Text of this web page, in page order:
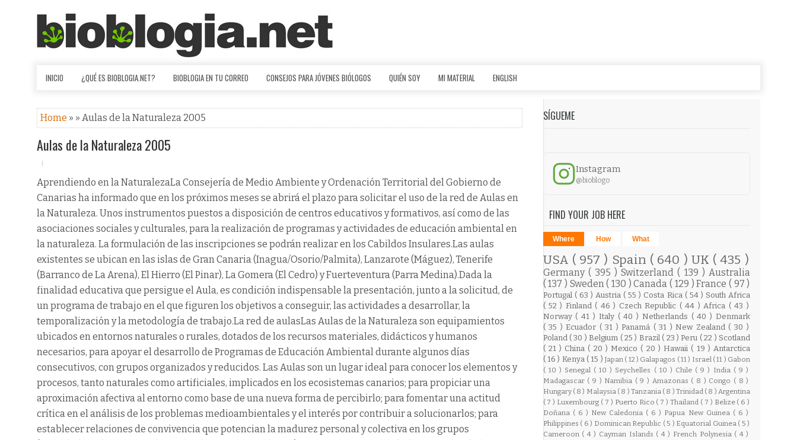
INICIO ¿QUÉ ES BIOBLOGIA.NET? BIOBLOGIA EN TU CORREO CONSEJOS PARA JÓVENES BIÓLOGOS QUIÉN SOY MI MATERIAL ENGLISH
Home » » Aulas de la Naturaleza 2005
Aulas de la Naturaleza 2005
Aprendiendo en la NaturalezaLa Consejería de Medio Ambiente y Ordenación Territorial del Gobierno de
Canarias ha informado que en los próximos meses se abrirá el plazo para solicitar el uso de la red de Aulas en
la Naturaleza. Unos instrumentos puestos a disposición de centros educativos y formativos, así como de las
asociaciones sociales y culturales, para la realización de programas y actividades de educación ambiental en
la naturaleza. La formulación de las inscripciones se podrán realizar en los Cabildos Insulares.Las aulas
existentes se ubican en las islas de Gran Canaria (Inagua/Osorio/Palmita), Lanzarote (Máguez), Tenerife
(Barranco de La Arena), El Hierro (El Pinar), La Gomera (El Cedro) y Fuerteventura (Parra Medina).Dada la
finalidad educativa que persigue el Aula, es condición indispensable la presentación, junto a la solicitud, de
un programa de trabajo en el que figuren los objetivos a conseguir, las actividades a desarrollar, la
temporalización y la metodología de trabajo.La red de aulasLas Aulas de la Naturaleza son equipamientos
ubicados en entornos naturales o rurales, dotados de los recursos materiales, didácticos y humanos
necesarios, para apoyar el desarrollo de Programas de Educación Ambiental durante algunos días
consecutivos, con grupos organizados y reducidos. Las Aulas son un lugar ideal para conocer los elementos y
procesos, tanto naturales como artificiales, implicados en los ecosistemas canarios; para propiciar una
aproximación afectiva al entorno como base de una nueva forma de percibirlo; para fomentar una actitud
crítica en el análisis de los problemas medioambientales y el interés por contribuir a solucionarlos; para
establecer relaciones de convivencia que potencian la madurez personal y colectiva en los grupos
SÍGUEME
Instagram
@bioblogo
FIND YOUR JOB HERE
Where How What
USA ( 957 ) Spain ( 640 ) UK ( 435 )
Germany ( 395 )Switzerland( 139 )Australia
( 137 ) Sweden( 130 )Canada( 129 )France ( 97 )
Portugal ( 63 ) Austria ( 55 ) Costa Rica ( 54 ) South Africa
( 52 ) Finland ( 46 ) Czech Republic ( 44 )Africa ( 43 )
Norway ( 41 ) Italy ( 40 ) Netherlands ( 40 ) Denmark
( 35 ) Ecuador ( 31 ) Panamá ( 31 ) New Zealand ( 30 )
Poland ( 30 ) Belgium ( 25 ) Brazil ( 23 ) Peru ( 22 ) Scotland
( 21 ) China ( 20 ) Mexico ( 20 ) Hawaii ( 19 )Antarctica
( 16 ) Kenya ( 15 ) Japan ( 12 ) Galapagos ( 11 ) Israel ( 11 ) Gabon
( 10 ) Senegal ( 10 ) Seychelles ( 10 ) Chile ( 9 ) India ( 9 )
Madagascar ( 9 ) Namibia ( 9 ) Amazonas ( 8 ) Congo ( 8 )
Hungary ( 8 ) Malaysia ( 8 ) Tanzania ( 8 ) Trinidad ( 8 )Argentina
( 7 ) Luxembourg ( 7 ) Puerto Rico ( 7 )Thailand ( 7 ) Belize ( 6 )
Doñana ( 6 ) New Caledonia ( 6 ) Papua New Guinea ( 6 )
Philippines ( 6 ) Dominican Republic ( 5 ) Equatorial Guinea ( 5 )
Cameroon ( 4 ) Cayman Islands ( 4 ) French Polynesia ( 4 )